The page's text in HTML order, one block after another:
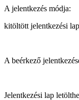
A jelentkezés módja:
kitöltött jelentkezési
A beérkező
Jelentkezési lap